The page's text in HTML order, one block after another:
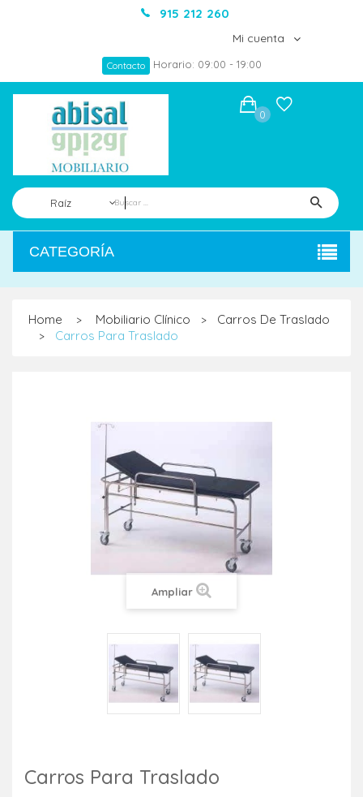
915 212 260
Mi cuenta
Contacto Horario: 09:00 - 19:00
Raíz
0
CATEGORÍA
Home > Mobiliario Clínico > Carros De Traslado
> Carros Para Traslado
Ampliar
Carros Para Traslado